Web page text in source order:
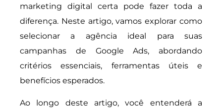
marketing digital certa pode fazer toda a
diferença. Neste artigo, vamos explorar como
selecionar a agência ideal para suas
campanhas de Google Ads, abordando
critérios essenciais, ferramentas úteis e
benefícios esperados.
Ao longo deste artigo, você entenderá a